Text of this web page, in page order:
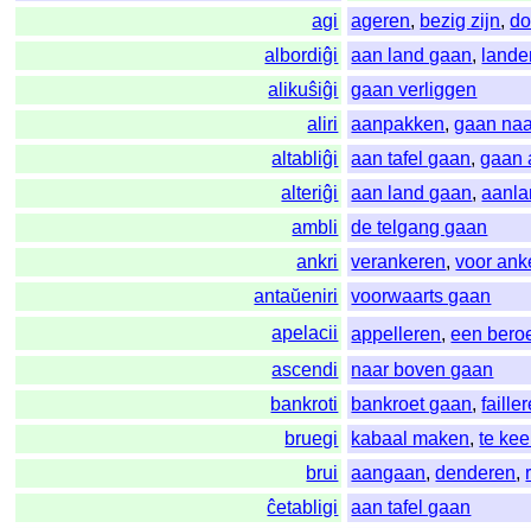
agi ageren, bezig zijn,
albordiĝi
aan land gaan,
alikuŝiĝi
gaan verliggen
aliri
aanpakken,gaan
altabliĝi
aan tafel gaan,gaan
alteriĝi
aan land gaan,
ambli
de telgang gaan
ankri
verankeren,voor
antaŭeniri
voorwaarts gaan
apelacii
appelleren,een
ascendi
naar boven gaan
bankroti
bankroet gaan,
bruegi
kabaal maken,te
brui
aangaan,denderen,
ĉetabligi
aan tafel gaan